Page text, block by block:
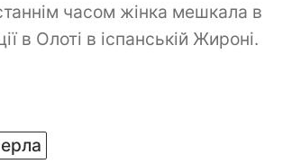
часом жінка мешкала в
в Олоті в іспанській Жироні.